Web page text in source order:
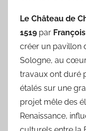
Le Château de
1519 par
créer un pavillon
Sologne, au cœur
travaux ont duré
étalés sur une
projet mêle des
Renaissance,